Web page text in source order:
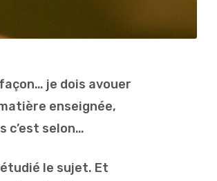
je dois avouer
enseignée,
c’est selon…
le sujet. Et